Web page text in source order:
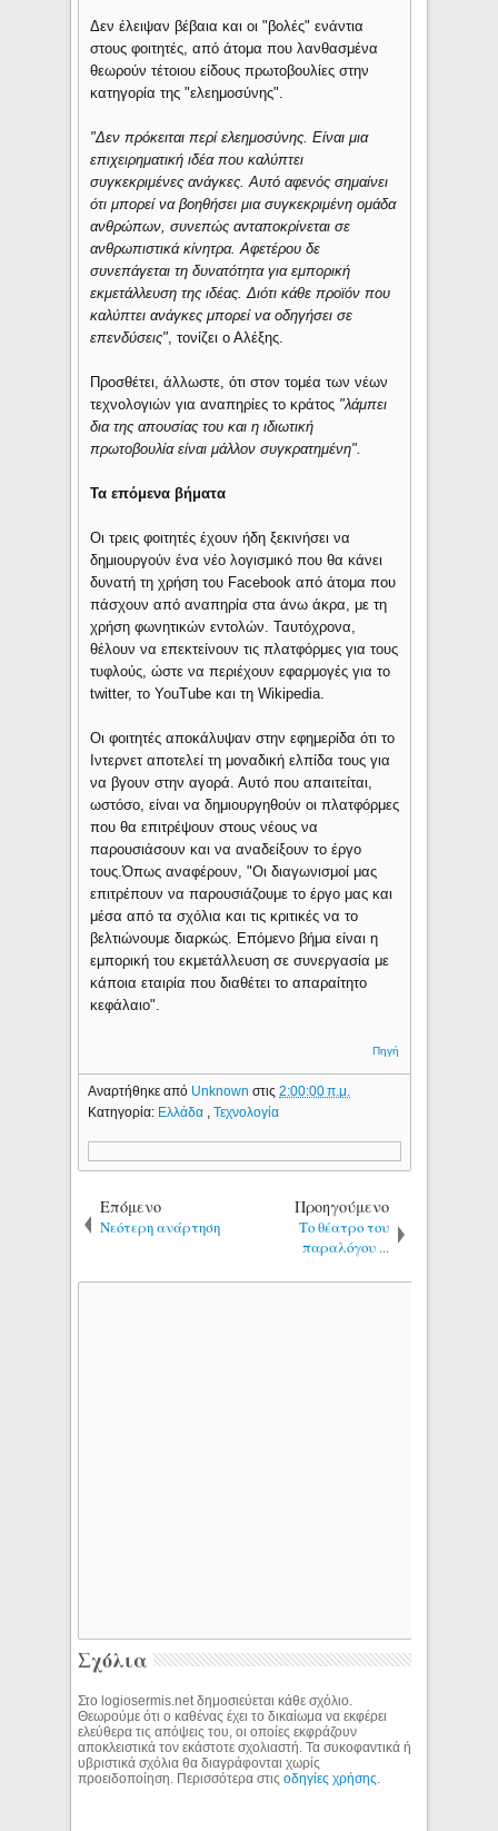
Δεν έλειψαν βέβαια και οι "βολές" ενάντια
στους φοιτητές, από άτομα που λανθασμένα
θεωρούν τέτοιου είδους πρωτοβουλίες στην
κατηγορία της "ελεημοσύνης".
"Δεν πρόκειται περί ελεημοσύνης. Είναι μια
επιχειρηματική ιδέα που καλύπτει
συγκεκριμένες ανάγκες. Αυτό αφενός σημαίνει
ότι μπορεί να βοηθήσει μια συγκεκριμένη ομάδα
ανθρώπων, συνεπώς ανταποκρίνεται σε
ανθρωπιστικά κίνητρα. Αφετέρου δε
συνεπάγεται τη δυνατότητα για εμπορική
εκμετάλλευση της ιδέας. Διότι κάθε προϊόν που
καλύπτει ανάγκες μπορεί να οδηγήσει σε
επενδύσεις", τονίζει ο Αλέξης.
Προσθέτει, άλλωστε, ότι στον τομέα των νέων
τεχνολογιών για αναπηρίες το κράτος "λάμπει
δια της απουσίας του και η ιδιωτική
πρωτοβουλία είναι μάλλον συγκρατημένη".
Τα επόμενα βήματα
Οι τρεις φοιτητές έχουν ήδη ξεκινήσει να
δημιουργούν ένα νέο λογισμικό που θα κάνει
δυνατή τη χρήση του Facebook από άτομα που
πάσχουν από αναπηρία στα άνω άκρα, με τη
χρήση φωνητικών εντολών. Ταυτόχρονα,
θέλουν να επεκτείνουν τις πλατφόρμες για τους
τυφλούς, ώστε να περιέχουν εφαρμογές για το
twitter, το YouTube και τη Wikipedia.
Οι φοιτητές αποκάλυψαν στην εφημερίδα ότι το
Ιντερνετ αποτελεί τη μοναδική ελπίδα τους για
να βγουν στην αγορά. Αυτό που απαιτείται,
ωστόσο, είναι να δημιουργηθούν οι πλατφόρμες
που θα επιτρέψουν στους νέους να
παρουσιάσουν και να αναδείξουν το έργο
τους.Όπως αναφέρουν, "Οι διαγωνισμοί μας
επιτρέπουν να παρουσιάζουμε το έργο μας και
μέσα από τα σχόλια και τις κριτικές να το
βελτιώνουμε διαρκώς. Επόμενο βήμα είναι η
εμπορική του εκμετάλλευση σε συνεργασία με
κάποια εταιρία που διαθέτει το απαραίτητο
κεφάλαιο".
Πηγή
Αναρτήθηκε από Unknownστις2:00:00 π.μ.
Κατηγορία: Ελλάδα ,Τεχνολογία
Επόμενο
Νεότερη ανάρτηση
Προηγούμενο
Το θέατρο του
παραλόγου ...
Σχόλια
Στο logiosermis.net δημοσιεύεται κάθε σχόλιο.
Θεωρούμε ότι ο καθένας έχει το δικαίωμα να εκφέρει
ελεύθερα τις απόψεις του, οι οποίες εκφράζουν
αποκλειστικά τον εκάστοτε σχολιαστή. Τα συκοφαντικά ή
υβριστικά σχόλια θα διαγράφονται χωρίς
προειδοποίηση. Περισσότερα στιςοδηγίες χρήσης